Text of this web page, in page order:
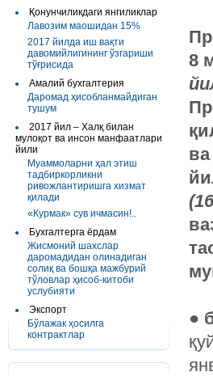
Қонунчиликдаги янгиликлар
Лавозим маошидан 15%
2017 йилда иш вақти
давомийлигининг ўзгариши
тўғрисида
Амалий бухгалтерия
Даромад ҳисобланмайдиган
тушум
2017 йил – Халқ билан
мулоқот ва инсон манфаатлари
йили
Муаммоларни ҳал этиш
тадбиркорликни
ривожлантиришга хизмат
қилади
«Курмак» сув ичмасин!..
Бухгалтерга ёрдам
Жисмоний шахслар
даромадидан олинадиган
солиқ ва бошқа мажбурий
тўловлар ҳисоб-китоби
услубияти
Экспорт
Бўлажак ҳосилга
контрактлар
8
●